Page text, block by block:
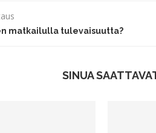
matkailulla tulevaisuutta?
SINUA